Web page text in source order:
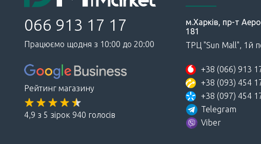
066 913 17 17
Працюємо щодня з 10:00 до 20:00
Рейтинг магазину
4,9 з 5 зірок 940 голосів
м.Харків, пр-т
181
ТРЦ "Sun Mall", 1й
+38 (066) 913
+38 (093) 454
+38 (097) 454
Telegram
Viber